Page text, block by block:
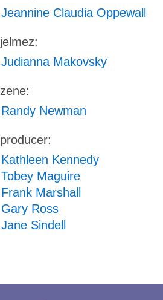
Jeannine Claudia Oppewall
jelmez:
Judianna Makovsky
zene:
Randy Newman
producer:
Kathleen Kennedy
Tobey Maguire
Frank Marshall
Gary Ross
Jane Sindell